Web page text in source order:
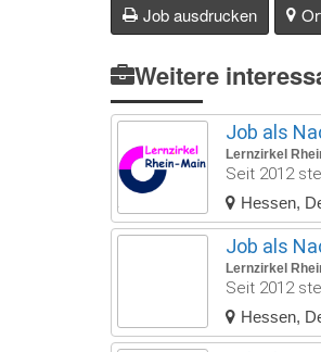
Job ausdrucken
Weitere
Job als
Lernzirkel
Seit 2012
Hessen,
Job als
Lernzirkel
Seit 2012
Hessen,